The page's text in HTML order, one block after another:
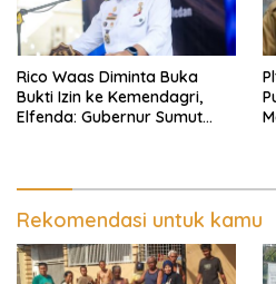
Rico Waas Diminta Buka
Bukti Izin ke Kemendagri,
Elfenda: Gubernur Sumut
Rekomendasi untuk kamu